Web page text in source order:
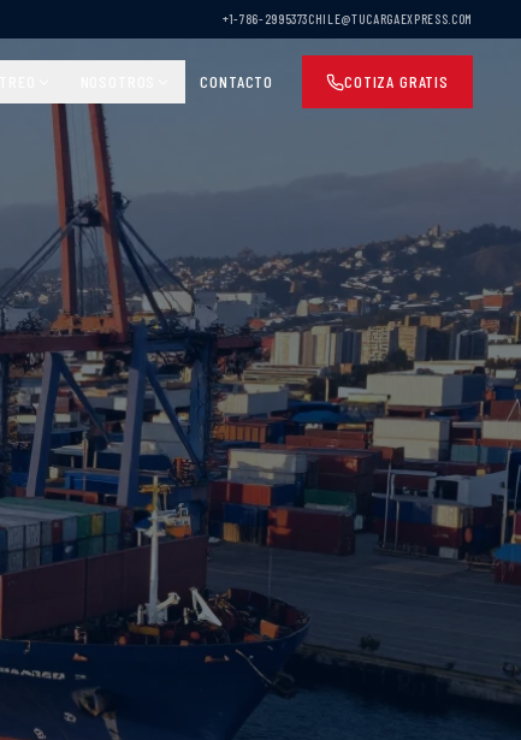
+1-786-2995373CHILE@TUCARGAEXPRESS.COM
CONTACTO COTIZA GRATIS